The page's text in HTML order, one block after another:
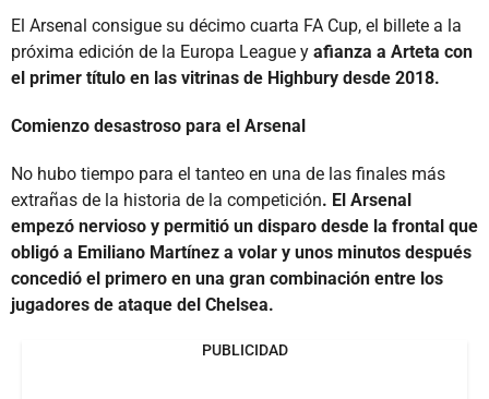
El Arsenal consigue su décimo cuarta FA Cup, el billete a la
próxima edición de la Europa League y afianza a Arteta con
el primer título en las vitrinas de Highbury desde 2018.
Comienzo desastroso para el Arsenal
No hubo tiempo para el tanteo en una de las finales más
extrañas de la historia de la competición. El Arsenal
empezó nervioso y permitió un disparo desde la frontal que
obligó a Emiliano Martínez a volar y unos minutos después
concedió el primero en una gran combinación entre los
jugadores de ataque del Chelsea.
PUBLICIDAD